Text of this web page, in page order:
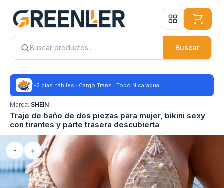
Buscar
1-2 días hábiles · Cargo Trans · Todo Nicaragua
Marca: SHEIN
Traje de baño de dos piezas para mujer, bikini sexy
con tirantes y parte trasera descubierta
- +